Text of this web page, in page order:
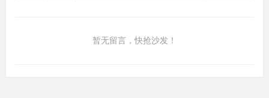
暂无留言，快抢沙发！